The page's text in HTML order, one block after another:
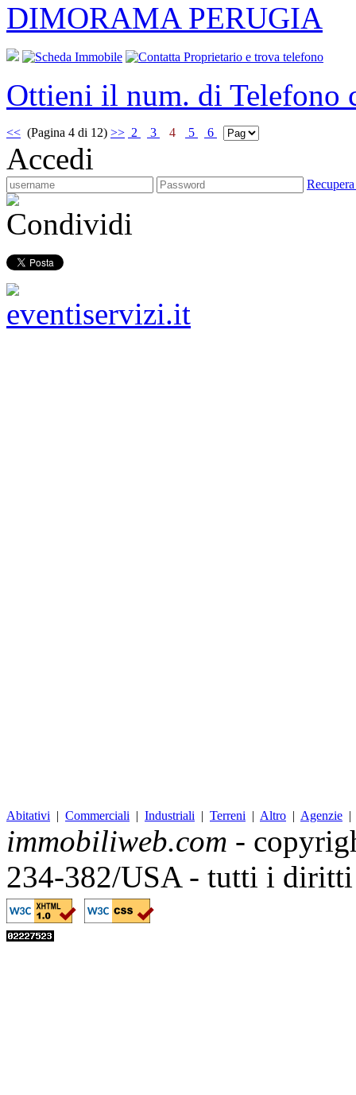
DIMORAMA PERUGIA
Ottieni il num. di Telefono
<< (Pagina 4 di 12) >> 2 3 4 5 6
Accedi
Condividi
Abitativi | Commerciali | Industriali | Terreni | Altro | Agenzie
immobiliweb.com -
234-382/USA - tutti i